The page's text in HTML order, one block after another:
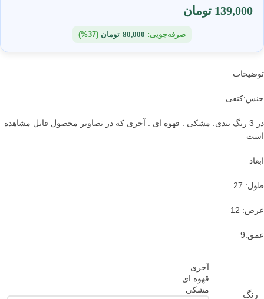
139,000 تومان
صرفه‌جویی: 80,000 تومان (37%)
توضیحات
جنس:کنفی
در 3 رنگ بندی: مشکی . قهوه ای . آجری که در تصاویر محصول قابل مشاهده
است
ابعاد
طول: 27
عرض: 12
عمق:9
رنگ
آجری
قهوه ای
مشکی